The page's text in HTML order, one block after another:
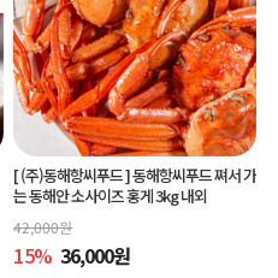
[ (주)동해항씨푸드 ]동해항씨푸드 쪄서 가
는 동해안 소사이즈 홍게 3kg 내외
42,000원
15% 36,000원